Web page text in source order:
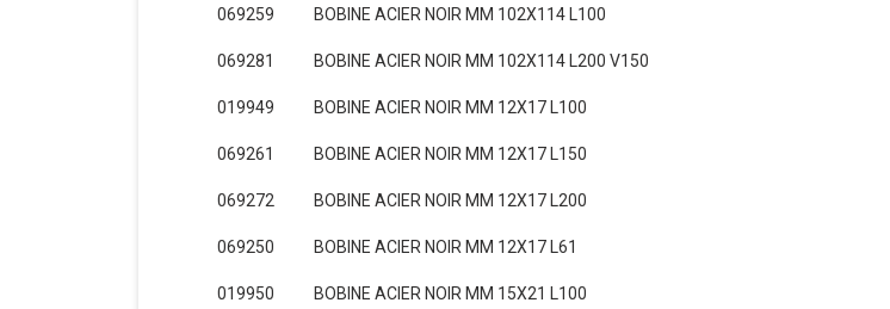
069259 BOBINE ACIER NOIR MM 102X114 L100
069281 BOBINE ACIER NOIR MM 102X114 L200 V150
019949 BOBINE ACIER NOIR MM 12X17 L100
069261 BOBINE ACIER NOIR MM 12X17 L150
069272 BOBINE ACIER NOIR MM 12X17 L200
069250 BOBINE ACIER NOIR MM 12X17 L61
019950 BOBINE ACIER NOIR MM 15X21 L100